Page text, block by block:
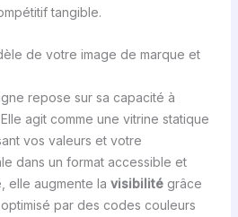
tangible.
de votre image de marque et
repose sur sa capacité à
agit comme une vitrine statique
vos valeurs et votre
dans un format accessible et
elle augmente la visibilitégrâce
par des codes couleurs